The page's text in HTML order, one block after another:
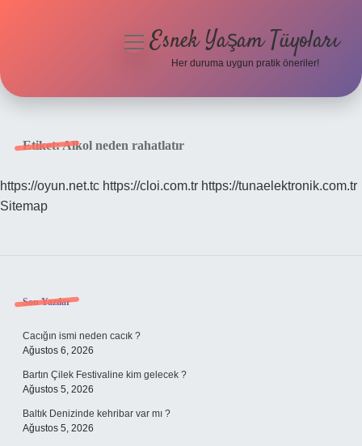
Hakkımızda
menüyüEsnek Yaşam Tüyoları
Her duruma uygun pratik öneriler!
Etiket:Alkol neden rahatlatır
https://oyun.net.tc https://cloi.com.tr https://tunaelektronik.com.tr
Sitemap
Sidebar
Son Yazılar
Cacığın ismi neden cacık ?
Ağustos 6, 2026
Bartın Çilek Festivaline kim gelecek ?
Ağustos 5, 2026
Baltık Denizinde kehribar var mı ?
Ağustos 5, 2026